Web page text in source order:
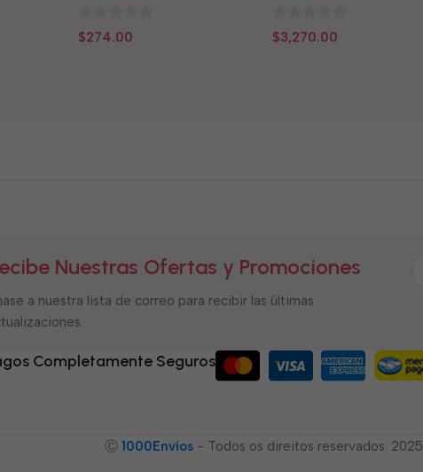
0
$274.00
0
$3,270.00
Nuestras Ofertas y Promociones
a nuestra lista de correo para recibir las últimas
Completamente Seguros
Ⓒ 1000Envíos - Todos os direitos reservados. 2025